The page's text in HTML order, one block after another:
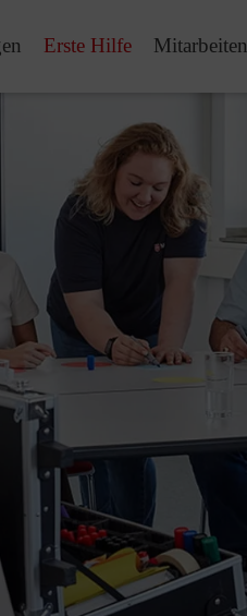
Erste Hilfe Mitarbeiten